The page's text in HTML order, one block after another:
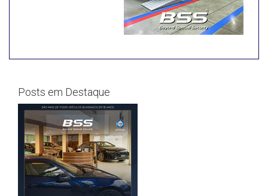
Posts em Destaque